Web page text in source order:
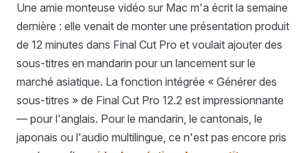
Une amie monteuse vidéo sur Mac m'a écrit la semaine
dernière : elle venait de monter une présentation produit
de 12 minutes dans Final Cut Pro et voulait ajouter des
sous-titres en mandarin pour un lancement sur le
marché asiatique. La fonction intégrée « Générer des
sous-titres » de Final Cut Pro 12.2 est impressionnante
— pour l'anglais. Pour le mandarin, le cantonais, le
japonais ou l'audio multilingue, ce n'est pas encore pris